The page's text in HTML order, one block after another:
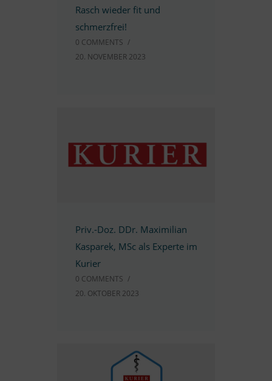
Rasch wie­der fit und
schmerzfrei!
0 COMM­ENTS /
20. NO­VEM­BER 2023
Priv.-Doz. DDr. Ma­xi­mi­lian
Kas­pa­rek, MSc als Ex­perte im
Kurier
0 COMM­ENTS /
20. OK­TO­BER 2023